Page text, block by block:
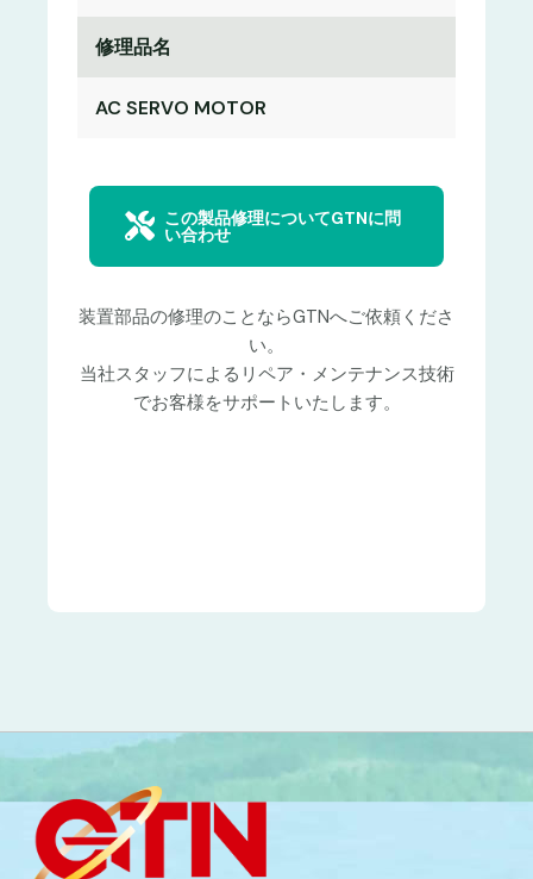
修理品名
AC SERVO MOTOR
この製品修理についてGTNに問
い合わせ
装置部品の修理のことならGTNへご依頼くださ
い。
当社スタッフによるリペア・メンテナンス技術
でお客様をサポートいたします。